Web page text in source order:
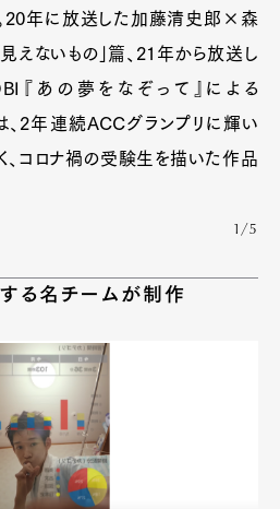
。20年に放送した加藤清史郎×森
見えないもの」篇、21年から放送し
『あの夢をなぞって』による
、2年連続ACCグランプリに輝い
、コロナ禍の受験生を描いた作品
1/5
る名チームが制作